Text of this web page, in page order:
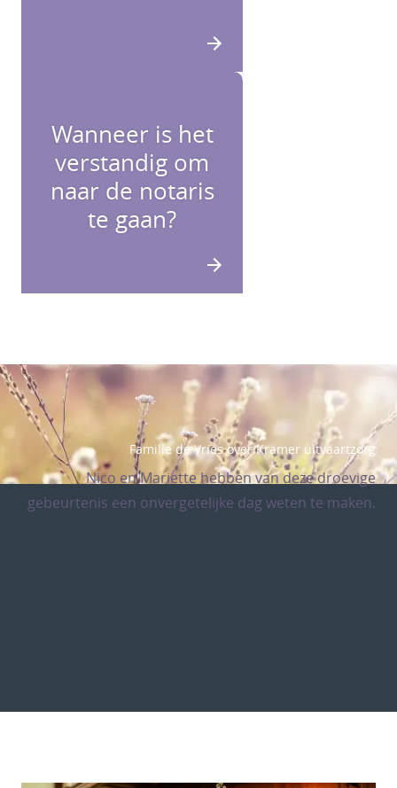
Wanneer is het
verstandig om
naar de notaris
te gaan?
Familie de Vries over Kramer uitvaartzorg
Nico en Mariette hebben van deze droevige
gebeurtenis een onvergetelijke dag weten te maken.